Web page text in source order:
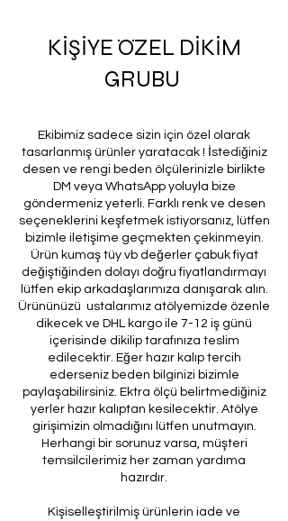
KİŞİYE ÖZEL DİKİM
GRUBU
Ekibimiz sadece sizin için özel olarak
tasarlanmış ürünler yaratacak ! İstediğiniz
desen ve rengi beden ölçülerinizle birlikte
DM veya WhatsApp yoluyla bize
göndermeniz yeterli. Farklı renk ve desen
seçeneklerini keşfetmek istiyorsanız, lütfen
bizimle iletişime geçmekten çekinmeyin.
Ürün kumaş tüy vb değerler çabuk fiyat
değiştiğinden dolayı doğru fiyatlandırmayı
lütfen ekip arkadaşlarımıza danışarak alın.
Ürününüzü ustalarımız atölyemizde özenle
dikecek ve DHL kargo ile 7-12 iş günü
içerisinde dikilip tarafınıza teslim
edilecektir. Eğer hazır kalıp tercih
ederseniz beden bilginizi bizimle
paylaşabilirsiniz. Ektra ölçü belirtmediğiniz
yerler hazır kalıptan kesilecektir. Atölye
girişimizin olmadığını lütfen unutmayın.
Herhangi bir sorunuz varsa, müşteri
temsilcilerimiz her zaman yardıma
hazırdır.
Kişiselleştirilmiş ürünlerin iade ve